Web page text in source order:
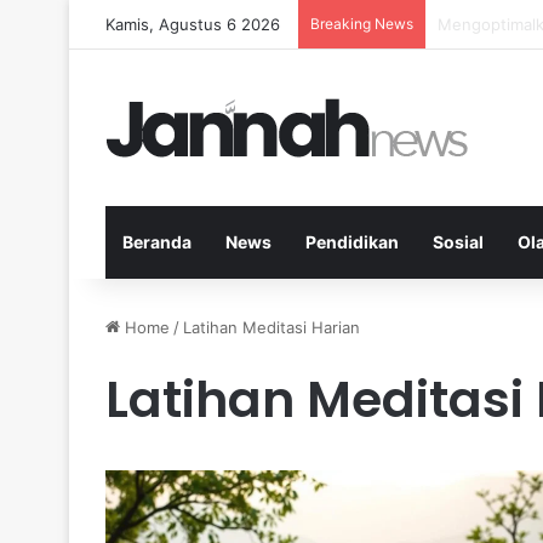
Kamis, Agustus 6 2026 Breaking News Kardio
Beranda News Pendidikan Sosial
Home / Latihan Meditasi Harian
Latihan Meditasi